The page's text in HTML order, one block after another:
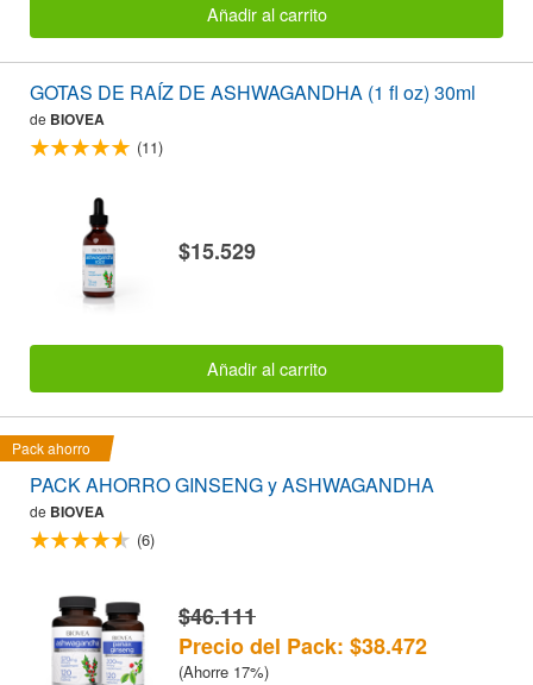
Añadir al carrito
GOTAS DE RAÍZ DE ASHWAGANDHA (1 fl oz) 30ml
de BIOVEA
(11)
$15.529
Añadir al carrito
Pack ahorro
PACK AHORRO GINSENG y ASHWAGANDHA
de BIOVEA
(6)
$46.111
Precio del Pack: $38.472
(Ahorre 17%)